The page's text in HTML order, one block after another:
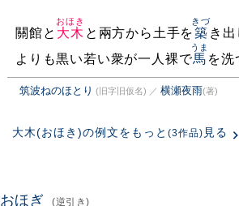
關館と 大木
おほき
と兩方から土手を築
きづ
き
よりも黒い若い衆が一人裸で馬
うま
を洗
筑波ねのほとり (旧字旧仮名) ／ 横瀬夜雨(著)
大木(おほき)の例文をもっと (3作品) 見る
おほぎ (逆引き)